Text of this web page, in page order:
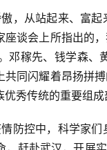
，从站起来、富
谈会上所指出的
邓稼先、钱学森
同闪耀着昂扬拼
秀传统的重要组
防控中，科学家